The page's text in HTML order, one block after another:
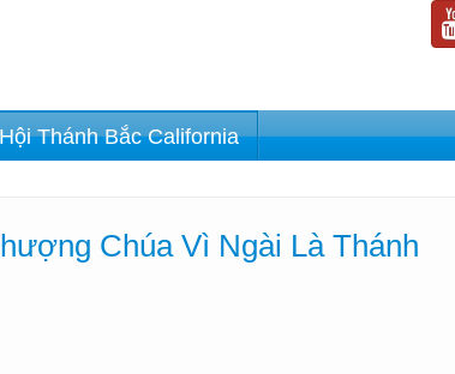
Thánh Bắc California
Chúa Vì Ngài Là Thánh